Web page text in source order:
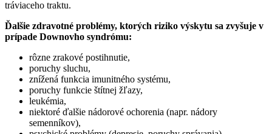
tráviaceho traktu.
Ďalšie zdravotné problémy, ktorých riziko výskytu sa zvyšuje v
prípade Downovho syndrómu:
rôzne zrakové postihnutie,
poruchy sluchu,
znížená funkcia imunitného systému,
poruchy funkcie štítnej žľazy,
leukémia,
niektoré ďalšie nádorové ochorenia (napr. nádory
semenníkov),